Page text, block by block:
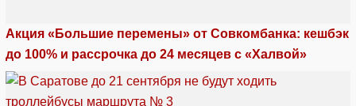
Акция «Большие перемены» от Совкомбанка: кешбэк
до 100% и рассрочка до 24 месяцев с «Халвой»